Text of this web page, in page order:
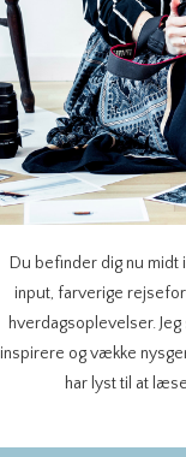
Du befinder dig nu midt
input, farverige
hverdagsoplevelser.
inspirere og vække
har lyst til at